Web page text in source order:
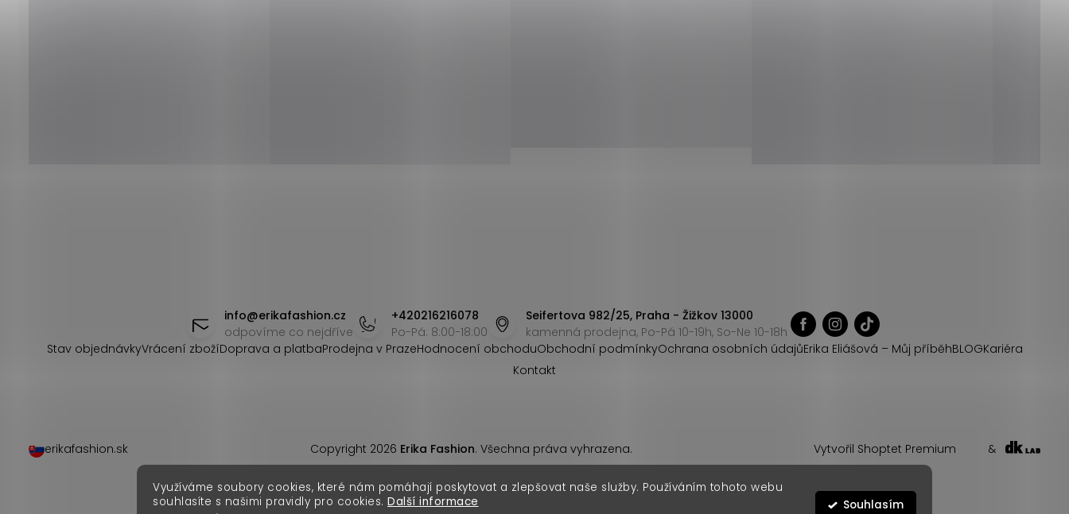
Využíváme soubory cookies, které nám pomáhají poskytovat a zlepšovat naše služby. Používáním tohoto webu
souhlasíte s našimi pravidly pro cookies. Další informace Souhlasím
info@erikafashion.cz
odpovíme co nejdříve
+420216216078
Po-Pá: 8:00-18:00
Seifertova 982/25, Praha - Žižkov 13000
kamenná prodejna, Po-Pá 10-19h, So-Ne 10-18h
Stav objednávkyVrácení zbožíDoprava a platbaProdejna v PrazeHodnocení obchoduObchodní podmínkyOchrana osobních údajůErika Eliášová – Můj příběhBLOGKariéra
Kontakt
Vytvořil Shoptet Premium &
Copyright 2026 Erika Fashion. Všechna práva vyhrazena.
erikafashion.sk